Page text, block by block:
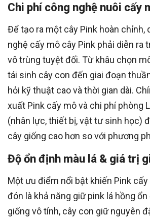
Chi phí công nghệ nuôi cấy
Để tạo ra một cây Pink hoàn chỉnh,
nghệ cấy mô cây Pink phải diễn ra
vô trùng tuyệt đối. Từ khâu chọn
tái sinh cây con đến giai đoạn
hỏi kỹ thuật cao và thời gian dài.
xuất Pink cấy mô và chi phí phòng
(nhân lực, thiết bị, vật tư sinh học)
cây giống cao hơn so với phương
Độ ổn định màu lá & giá trị
Một ưu điểm nổi bật khiến Pink
đón là khả năng giữ pink lá hồng
giống vô tính, cây con giữ nguyên